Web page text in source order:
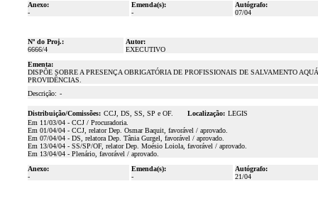
Anexo:
-
Emenda(s):
-
Autógrafo:
07/04
Nº do Proj.:
6666/4
Autor:
EXECUTIVO
Ementa:
DISPÕE SOBRE A PRESENÇA OBRIGATÓRIA DE PROFISSIONAIS DE SALVAMENTO
PROVIDÊNCIAS.
Descrição: -
Distribuição/Comissões: CCJ, DS, SS, SP e OF. Localização: LEGIS
Em 11/03/04 - CCJ / Procuradoria.
Em 01/04/04 - CCJ, relator Dep. Osmar Baquit, favorável / aprovado.
Em 07/04/04 - DS, relatora Dep. Tânia Gurgel, favorável / aprovado.
Em 13/04/04 - SS/SP/OF, relator Dep. Moésio Loiola, favorável / aprovado.
Em 13/04/04 - Plenário, favorável / aprovado.
Anexo:
-
Emenda(s):
-
Autógrafo:
21/04